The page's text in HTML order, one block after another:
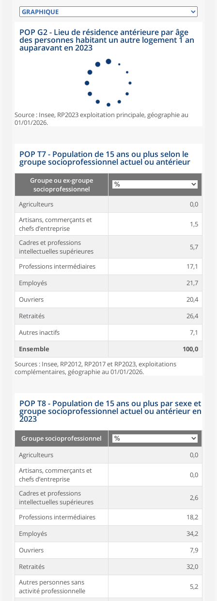
POP G2 - Lieu de résidence antérieure par âge
des personnes habitant un autre logement 1 an
auparavant en 2023
Source : Insee, RP2023 exploitation principale, géographie au
01/01/2026.
POP T7 - Population de 15 ans ou plus selon le
groupe socioprofessionnel actuel ou antérieur
Groupe ou ex-groupe
socioprofessionnel
Agriculteurs
0,0
Artisans, commerçants et
chefs d’entreprise
1,5
Cadres et professions
intellectuelles supérieures
5,7
Professions intermédiaires
17,1
Employés
21,7
Ouvriers
20,4
Retraités
26,4
Autres inactifs
7,1
Ensemble
100,0
Sources : Insee, RP2012, RP2017 et RP2023, exploitations
complémentaires, géographie au 01/01/2026.
POP T8 - Population de 15 ans ou plus par sexe et
groupe socioprofessionnel actuel ou antérieur en
2023
Groupe socioprofessionnel
Agriculteurs
0,0
Artisans, commerçants et
chefs d’entreprise
0,0
Cadres et professions
intellectuelles supérieures
2,6
Professions intermédiaires
18,2
Employés
34,2
Ouvriers
7,9
Retraités
32,0
Autres personnes sans
activité professionnelle
5,2